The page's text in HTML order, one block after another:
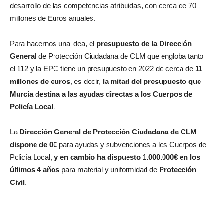
desarrollo de las competencias atribuidas, con cerca de 70
millones de Euros anuales.
Para hacernos una idea, el presupuesto de la Dirección
General de Protección Ciudadana de CLM que engloba tanto
el 112 y la EPC tiene un presupuesto en 2022 de cerca de 11
millones de euros, es decir, la mitad del presupuesto que
Murcia destina a las ayudas directas a los Cuerpos de
Policía Local.
La Dirección General de Protección Ciudadana de CLM
dispone de 0€ para ayudas y subvenciones a los Cuerpos de
Policía Local, y en cambio ha dispuesto 1.000.000€ en los
últimos 4 años para material y uniformidad de Protección
Civil.